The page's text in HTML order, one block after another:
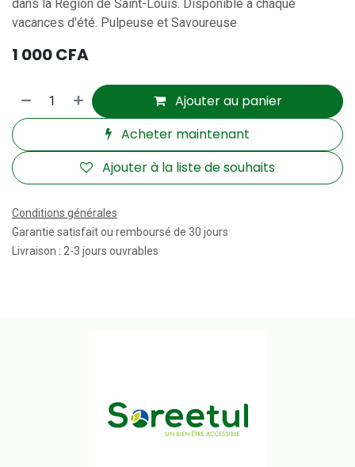
dans la Région de Saint-Louis. Disponible à chaque
vacances d'été. Pulpeuse et Savoureuse
1 000CFA
Ajouter au panier
Acheter maintenant
Ajouter à la liste de souhaits
Conditions générales
Garantie satisfait ou remboursé de 30 jours
Livraison : 2-3 jours ouvrables